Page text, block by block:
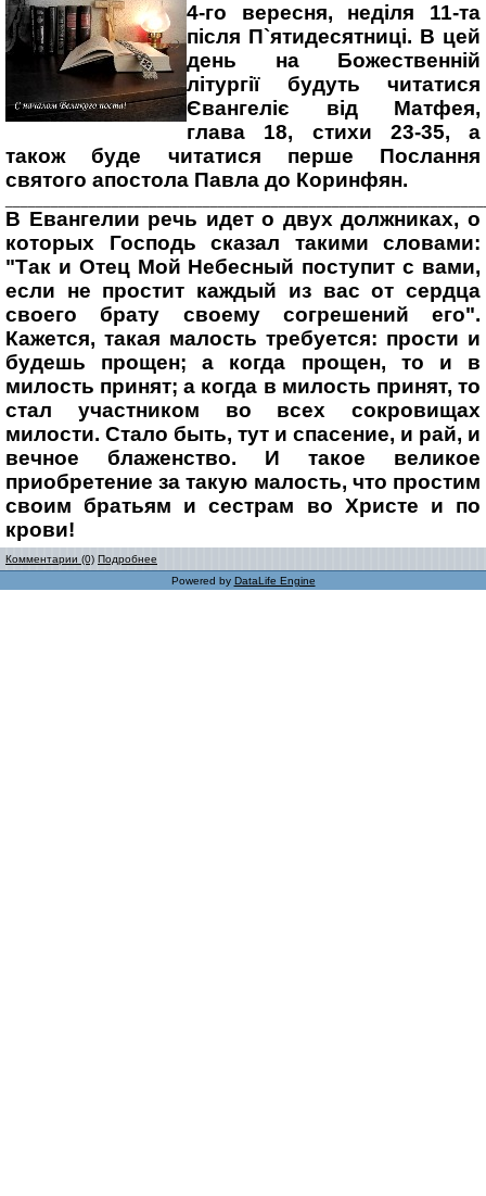
4-го вересня, неділя 11-та
після П`ятидесятниці. В цей
день на Божественній
літургії будуть читатися
Євангеліє від Матфея,
глава 18, стихи 23-35, а
також буде читатися перше Послання
святого апостола Павла до Коринфян.
В Евангелии речь идет о двух должниках, о
которых Господь сказал такими словами:
"Так и Отец Мой Небесный поступит с вами,
если не простит каждый из вас от сердца
своего брату своему согрешений его".
Кажется, такая малость требуется: прости и
будешь прощен; а когда прощен, то и в
милость принят; а когда в милость принят, то
стал участником во всех сокровищах
милости. Стало быть, тут и спасение, и рай, и
вечное блаженство. И такое великое
приобретение за такую малость, что простим
своим братьям и сестрам во Христе и по
крови!
Комментарии (0) Подробнее
Powered by DataLife Engine